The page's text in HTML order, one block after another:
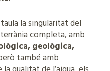
la singularitat del
completa, amb
geològica,
també amb